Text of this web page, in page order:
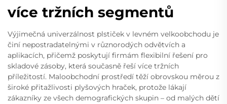
více tržních segmentů
Výjimečná univerzálnost plstiček v levném velkoobchodu je
činí nepostradatelnými v různorodých odvětvích a
aplikacích, přičemž poskytují firmám flexibilní řešení pro
skladové zásoby, která současně řeší více tržních
příležitostí. Maloobchodní prostředí těží obrovskou měrou z
široké přitažlivosti plyšových hraček, protože lákají
zákazníky ze všech demografických skupin – od malých dětí